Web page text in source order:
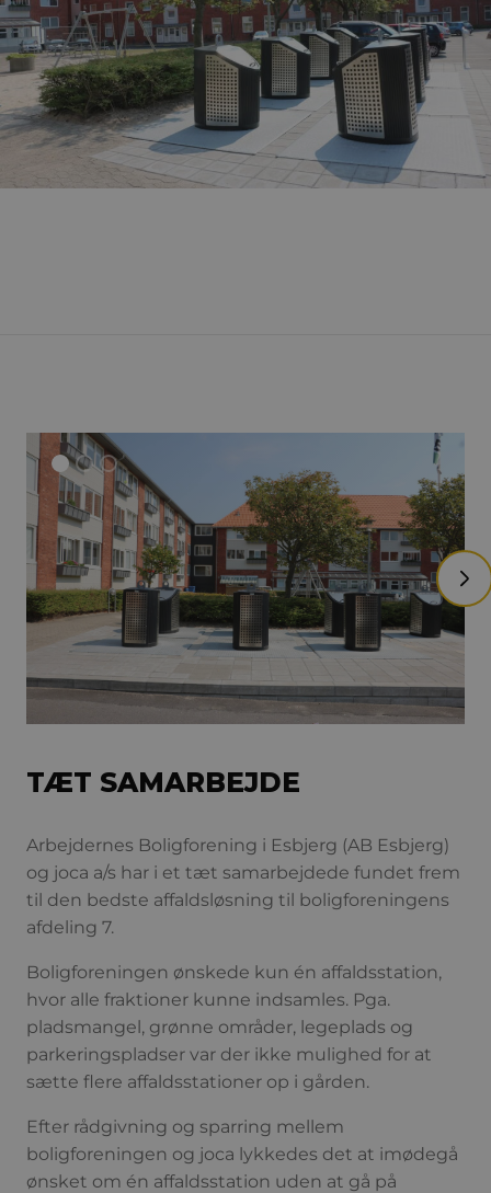
TÆT SAMARBEJDE
Arbejdernes Boligforening i Esbjerg (AB Esbjerg)
og joca a/s har i et tæt samarbejdede fundet frem
til den bedste affaldsløsning til boligforeningens
afdeling 7.
Boligforeningen ønskede kun én affaldsstation,
hvor alle fraktioner kunne indsamles. Pga.
pladsmangel, grønne områder, legeplads og
parkeringspladser var der ikke mulighed for at
sætte flere affaldsstationer op i gården.
Efter rådgivning og sparring mellem
boligforeningen og joca lykkedes det at imødegå
ønsket om én affaldsstation uden at gå på